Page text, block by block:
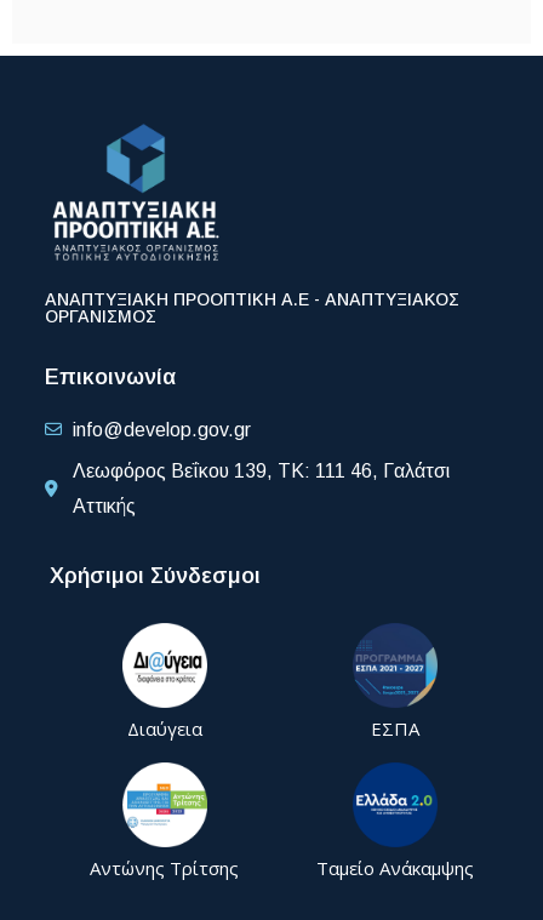
ΑΝΑΠΤΥΞΙΑΚΗ ΠΡΟΟΠΤΙΚΗ Α.Ε - ΑΝΑΠΤΥΞΙΑΚΟΣ
ΟΡΓΑΝΙΣΜΟΣ
Επικοινωνία
info@develop.gov.gr
Λεωφόρος Βεΐκου 139, ΤΚ: 111 46, Γαλάτσι
Αττικής
Χρήσιμοι Σύνδεσμοι
Διαύγεια ΕΣΠΑ
Αντώνης Τρίτσης Ταμείο Ανάκαμψης